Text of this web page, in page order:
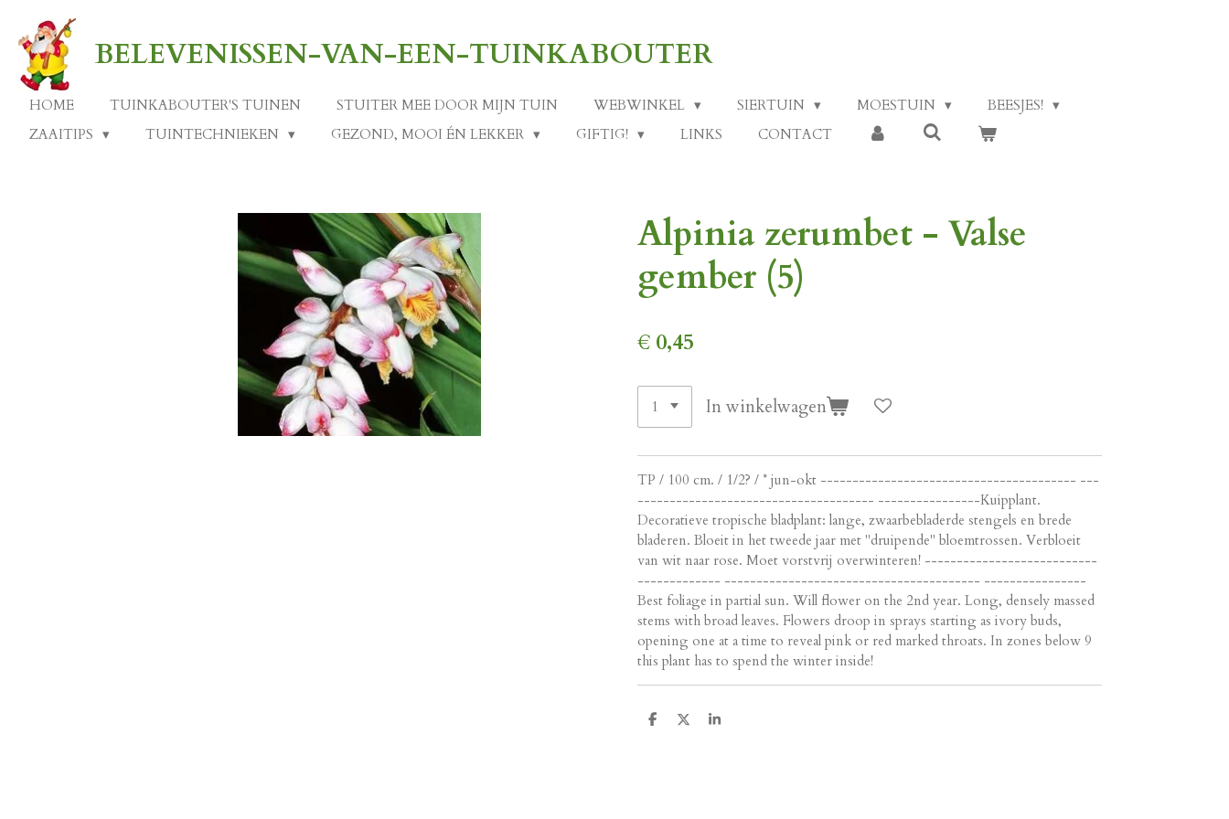
direct
naar
de
hoofdinhoud
BELEVENISSEN-VAN-EEN-TUINKABOUTER
HOME TUINKABOUTER'S TUINEN STUITER MEE DOOR MIJN TUIN WEBWINKEL SIERTUIN MOESTUIN
BEESJES!
ZAAITIPS
TUINTECHNIEKEN GEZOND, MOOI ÉN LEKKER GIFTIG! LINKS CONTACT
Alpinia zerumbet - Valse
gember (5)
€ 0,45
In winkelwagen
TP / 100 cm. / 1/2? / * jun-okt ---------------------------------------- ---
------------------------------------- ----------------Kuipplant.
Decoratieve tropische bladplant: lange, zwaarbebladerde stengels en brede
bladeren. Bloeit in het tweede jaar met "druipende" bloemtrossen. Verbloeit
van wit naar rose. Moet vorstvrij overwinteren! ---------------------------
------------- ---------------------------------------- ----------------
Best foliage in partial sun. Will flower on the 2nd year. Long, densely massed
stems with broad leaves. Flowers droop in sprays starting as ivory buds,
opening one at a time to reveal pink or red marked throats. In zones below 9
this plant has to spend the winter inside!
D
D
S